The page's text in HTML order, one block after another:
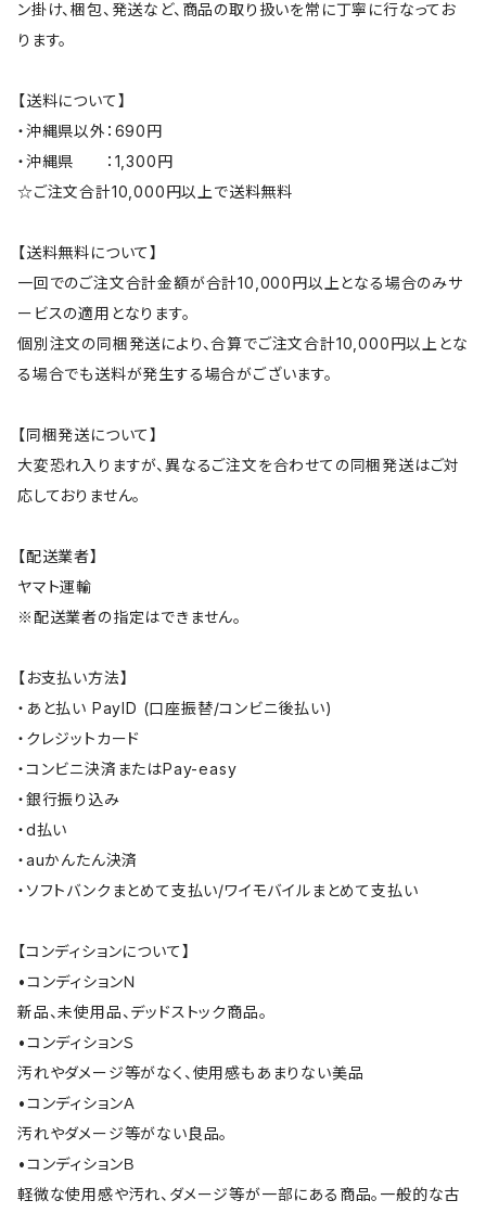
ン掛け、梱包、発送など、商品の取り扱いを常に丁寧に行なってお
ります。
【送料について】
・沖縄県以外：690円
・沖縄県 ：1,300円
☆ご注文合計10,000円以上で送料無料
【送料無料について】
一回でのご注文合計金額が合計10,000円以上となる場合のみサ
ービスの適用となります。
個別注文の同梱発送により、合算でご注文合計10,000円以上とな
る場合でも送料が発生する場合がございます。
【同梱発送について】
大変恐れ入りますが、異なるご注文を合わせての同梱発送はご対
応しておりません。
【配送業者】
ヤマト運輸
※配送業者の指定はできません。
【お支払い方法】
・あと払い PayID (口座振替/コンビニ後払い)
・クレジットカード
・コンビニ決済またはPay-easy
・銀行振り込み
・d払い
・auかんたん決済
・ソフトバンクまとめて支払い/ワイモバイルまとめて支払い
【コンディションについて】
•コンディションＮ
新品、未使用品、デッドストック商品。
•コンディションＳ
汚れやダメージ等がなく、使用感もあまりない美品
•コンディションＡ
汚れやダメージ等がない良品。
•コンディションＢ
軽微な使用感や汚れ、ダメージ等が一部にある商品。一般的な古